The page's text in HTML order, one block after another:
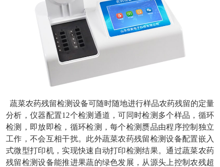
蔬菜农药残留检测设备可随时随地进行样品农药残留的定量
分析，仪器配置12个检测通道，可同时检测多个样品，循环
检测，即放即检，循环检测，每个检测赝品由程序控制独立
工作，不会互相干扰。此外蔬菜农药残留检测设备配置嵌入
式微型打印机，实现快速自动打印检测结果。通过蔬菜农药
残留检测设备能推进果蔬的绿色发展，从源头上控制农残超